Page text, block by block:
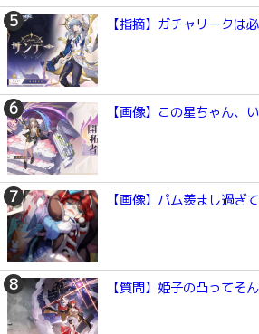
【指摘】ガチャリークは
【画像】この星ちゃん、
【画像】パム羨まし過ぎ
【質問】姫子の凸ってそ